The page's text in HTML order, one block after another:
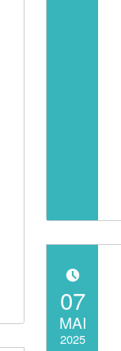
POSTED ON:
07
MAI
2025